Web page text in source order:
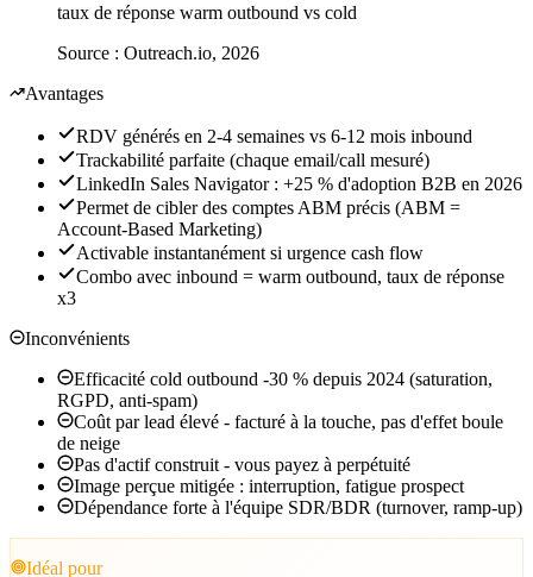
taux de réponse warm outbound vs cold
Source : Outreach.io, 2026
Avantages
RDV générés en 2-4 semaines vs 6-12 mois inbound
Trackabilité parfaite (chaque email/call mesuré)
LinkedIn Sales Navigator : +25 % d'adoption B2B en 2026
Permet de cibler des comptes ABM précis (ABM =
Account-Based Marketing)
Activable instantanément si urgence cash flow
Combo avec inbound = warm outbound, taux de réponse
x3
Inconvénients
Efficacité cold outbound -30 % depuis 2024 (saturation,
RGPD, anti-spam)
Coût par lead élevé - facturé à la touche, pas d'effet boule
de neige
Pas d'actif construit - vous payez à perpétuité
Image perçue mitigée : interruption, fatigue prospect
Dépendance forte à l'équipe SDR/BDR (turnover, ramp-up)
Idéal pour